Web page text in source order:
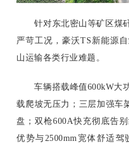
针对东北密山等矿区煤矸
严苛工况，豪沃TS新能源
山运输各类行业难题。
车辆搭载峰值600kW大功
载爬坡无压力；三层加强车
盘；双枪600A快充彻底告
优势与2500mm宽体舒适